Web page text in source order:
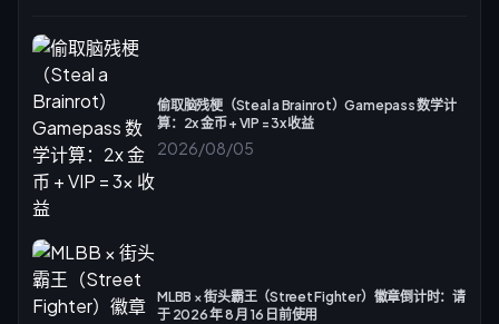
偷取脑残梗（Steal a Brainrot）Gamepass 数学计
算：2x 金币 + VIP = 3x 收益
2026/08/05
MLBB × 街头霸王（Street Fighter）徽章倒计时：请
于 2026 年 8 月 16 日前使用